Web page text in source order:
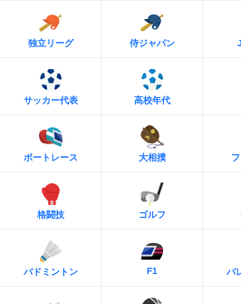
独立リーグ 侍ジャパン
サッカー代表 高校年代
ボートレース 大相撲
格闘技 ゴルフ
バドミントン F1 バ